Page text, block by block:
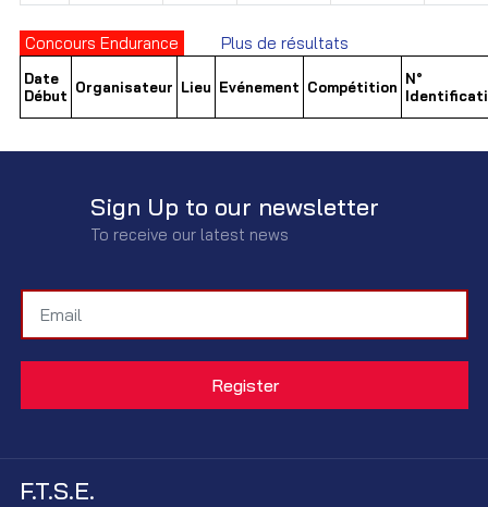
Concours Endurance Plus de résultats
Date
Début Organisateur Lieu Evénement Compétition N°
Sign Up to our newsletter
To receive our latest news
F.T.S.E.